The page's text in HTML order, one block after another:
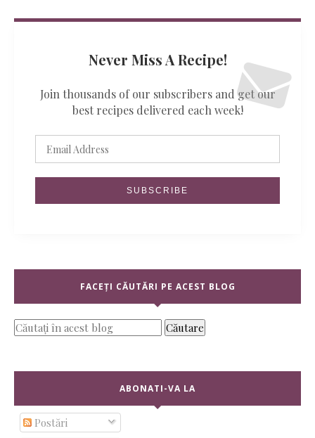
Never Miss A Recipe!
Join thousands of our subscribers and get our
best recipes delivered each week!
FACEȚI CĂUTĂRI PE ACEST BLOG
ABONATI-VA LA
Postări